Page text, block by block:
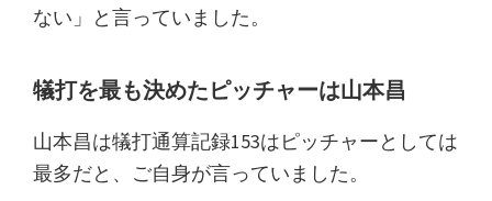
ない」と言っていました。
犠打を最も決めたピッチャーは山本昌
山本昌は犠打通算記録153はピッチャーとしては
最多だと、ご自身が言っていました。